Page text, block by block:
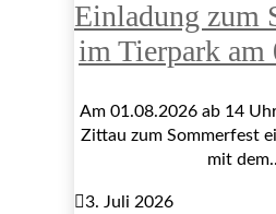
Einladung zum
im Tierpark am
Am 01.08.2026 ab 14
Zittau zum Sommerfest
mit
3. Juli 2026